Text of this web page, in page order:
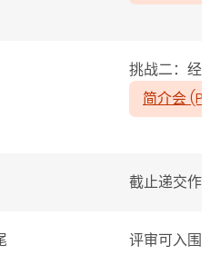
挑战二：经
简介会
截止递交作品
评审可入围